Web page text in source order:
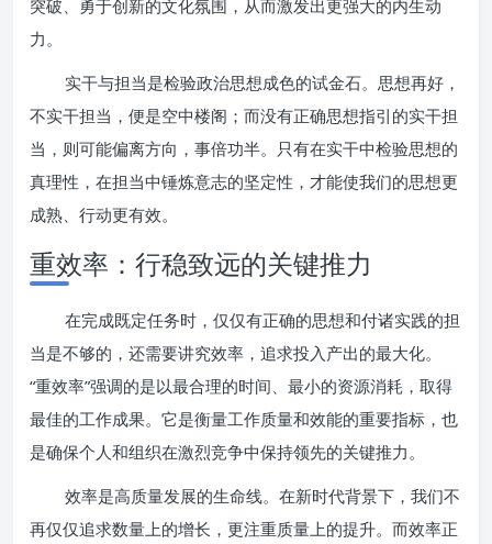
突破、勇于创新的文化氛围，从而激发出更强大的内生动
力。
实干与担当是检验政治思想成色的试金石。思想再好，
不实干担当，便是空中楼阁；而没有正确思想指引的实干担
当，则可能偏离方向，事倍功半。只有在实干中检验思想的
真理性，在担当中锤炼意志的坚定性，才能使我们的思想更
成熟、行动更有效。
重效率：行稳致远的关键推力
在完成既定任务时，仅仅有正确的思想和付诸实践的担
当是不够的，还需要讲究效率，追求投入产出的最大化。
“重效率”强调的是以最合理的时间、最小的资源消耗，取得
最佳的工作成果。它是衡量工作质量和效能的重要指标，也
是确保个人和组织在激烈竞争中保持领先的关键推力。
效率是高质量发展的生命线。在新时代背景下，我们不
再仅仅追求数量上的增长，更注重质量上的提升。而效率正